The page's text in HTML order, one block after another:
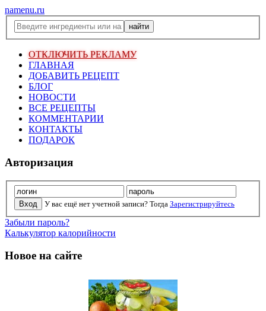
namenu.ru
ОТКЛЮЧИТЬ РЕКЛАМУ
ГЛАВНАЯ
ДОБАВИТЬ РЕЦЕПТ
БЛОГ
НОВОСТИ
ВСЕ РЕЦЕПТЫ
КОММЕНТАРИИ
КОНТАКТЫ
ПОДАРОК
Авторизация
У вас ещё нет учетной записи? Тогда Зарегистрируйтесь
Забыли пароль?
Калькулятор калорийности
Новое на сайте